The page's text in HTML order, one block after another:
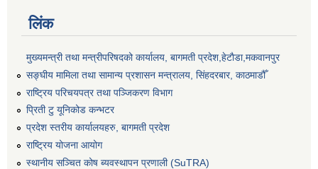
लिंक
मुख्यमन्त्री तथा मन्त्रीपरिषदको कार्यालय, बागमती प्रदेश,हेटाैडा,मकवानपुर
सङ्‍घीय मामिला तथा सामान्य प्रशासन मन्त्रालय, सिंहदरबार, काठमाडौँ
राष्ट्रिय परिचयपत्र तथा पञ्जिकरण विभाग
प्रिती टु यूनिकोड कन्भटर
प्रदेश स्तरीय कार्यालयहरु, बागमती प्रदेश
राष्ट्रिय योजना आयोग
स्थानीय सञ्चित कोष ब्यवस्थापन प्रणाली (SuTRA)